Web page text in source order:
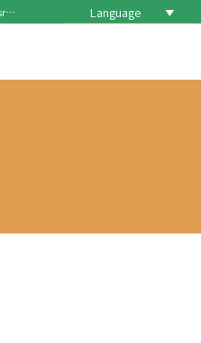
邮箱：sofinawang@ksrcd.com Language 